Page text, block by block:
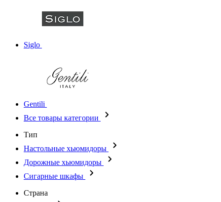
Siglo
Gentili
Все товары категории
Тип
Настольные хьюмидоры
Дорожные хьюмидоры
Сигарные шкафы
Страна